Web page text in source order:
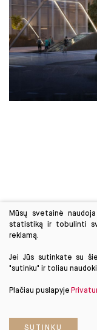
Mūsų svetainė
statistiką ir tobulinti
reklamą.
Jei Jūs sutinkate su
"sutinku" ir toliau
Plačiau puslapyje
SUTINKU